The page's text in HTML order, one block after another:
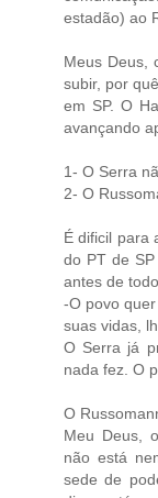
estadão) ao
Meus Deus,
subir, por
em SP. O
avançando
1- O Serra
2- O
É dificil para
do PT de
antes de
-O povo
suas vidas,
O Serra já
nada fez. O
O
Meu Deus,
não está
sede de